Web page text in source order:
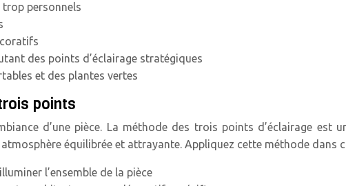
trop personnels
des points d’éclairage stratégiques
et des plantes vertes
points
d’une pièce. La méthode des trois points d’éclairage est
équilibrée et attrayante. Appliquez cette méthode dans
l’ensemble de la pièce